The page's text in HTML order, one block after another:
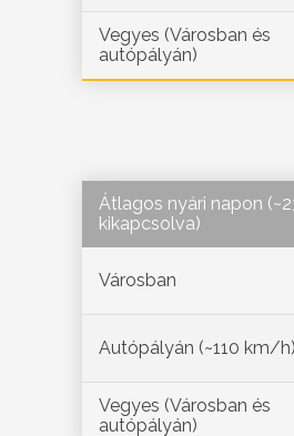
Vegyes (Városban és
autópályán)
Átlagos nyári napon
kikapcsolva)
Városban
Autópályán (~110 km/h)
Vegyes (Városban és
autópályán)